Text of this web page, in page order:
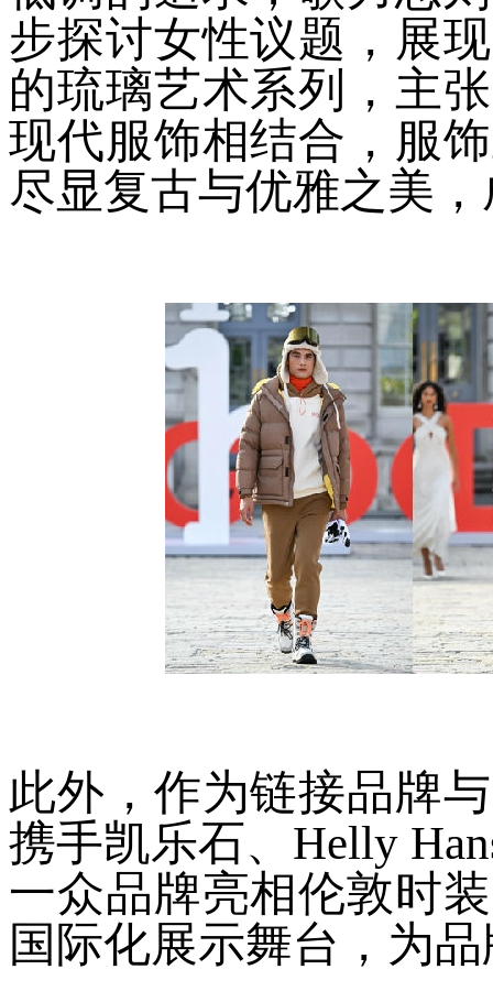
步探讨女性议题，展
的琉璃艺术系列，主
现代服饰相结合，服
尽显复古与优雅之美
此外，作为链接品牌
携手凯乐石、Helly
一众品牌亮相伦敦时
国际化展示舞台，为